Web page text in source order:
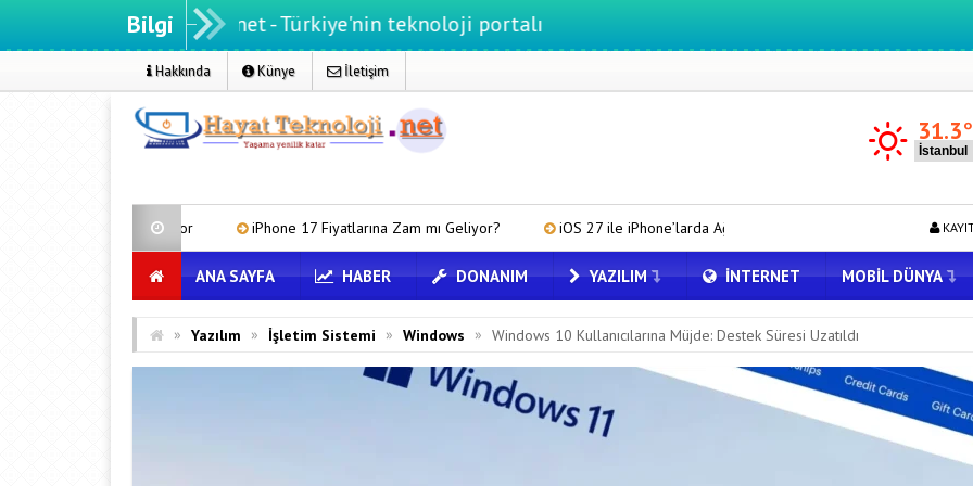
Bilgi- Türkiye'nin teknoloji portalı
Hakkında Künye İletişim
31.3
iPhone 17 Fiyatlarına Zam mı Geliyor? iOS 27 ile iPhone’larda Ağ Bağlantısı Sorununa Çözüm iPadOS 27 ile
ANA SAYFA HABER DONANIM YAZILIM İNTERNET MOBIL DÜNYA
» Yazılım » İşletim Sistemi » Windows » Windows 10 Kullanıcılarına Müjde: Destek Süresi Uzatıldı